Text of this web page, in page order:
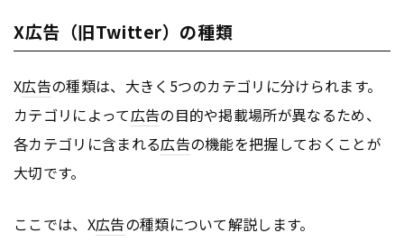
X広告（旧Twitter）の種類
X広告の種類は、大きく5つのカテゴリに分けられます。
カテゴリによって広告の目的や掲載場所が異なるため、
各カテゴリに含まれる広告の機能を把握しておくことが
大切です。
ここでは、X広告の種類について解説します。